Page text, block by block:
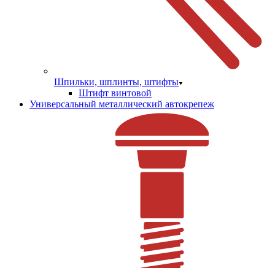
Шпильки, шплинты, штифты
Штифт винтовой
Универсальный металлический автокрепеж